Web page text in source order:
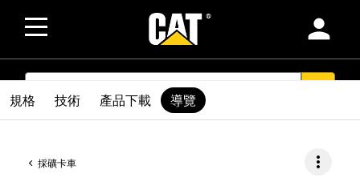
person
SEARCH
採礦卡車 more_vert
規格 技術 產品下載 導覽